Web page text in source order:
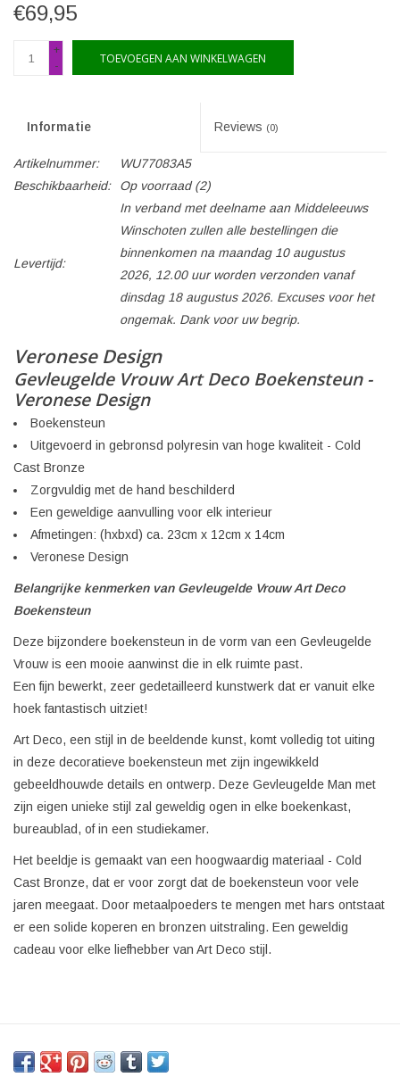
€69,95
+
-
TOEVOEGEN AAN WINKELWAGEN
Informatie Reviews (0)
Artikelnummer:
WU77083A5
Beschikbaarheid:
Op voorraad(2)
Levertijd:
In verband met deelname aan Middeleeuws
Winschoten zullen alle bestellingen die
binnenkomen na maandag 10 augustus
2026, 12.00 uur worden verzonden vanaf
dinsdag 18 augustus 2026. Excuses voor het
ongemak. Dank voor uw begrip.
Veronese Design
Gevleugelde Vrouw Art Deco Boekensteun -
Veronese Design
Boekensteun
Uitgevoerd in gebronsd polyresin van hoge kwaliteit - Cold
Cast Bronze
Zorgvuldig met de hand beschilderd
Een geweldige aanvulling voor elk interieur
Afmetingen: (hxbxd) ca. 23cm x 12cm x 14cm
Veronese Design
Belangrijke kenmerken van Gevleugelde Vrouw Art Deco
Boekensteun
Deze bijzondere boekensteun in de vorm van een Gevleugelde
Vrouw is een mooie aanwinst die in elk ruimte past.
Een fijn bewerkt, zeer gedetailleerd kunstwerk dat er vanuit elke
hoek fantastisch uitziet!
Art Deco, een stijl in de beeldende kunst, komt volledig tot uiting
in deze decoratieve boekensteun met zijn ingewikkeld
gebeeldhouwde details en ontwerp. Deze Gevleugelde Man met
zijn eigen unieke stijl zal geweldig ogen in elke boekenkast,
bureaublad, of in een studiekamer.
Het beeldje is gemaakt van een hoogwaardig materiaal - Cold
Cast Bronze, dat er voor zorgt dat de boekensteun voor vele
jaren meegaat. Door metaalpoeders te mengen met hars ontstaat
er een solide koperen en bronzen uitstraling. Een geweldig
cadeau voor elke liefhebber van Art Deco stijl.